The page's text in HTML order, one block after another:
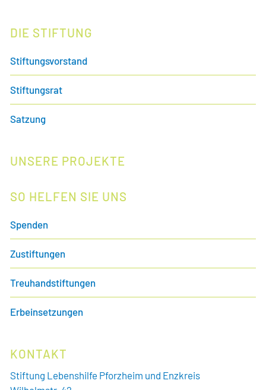
DIE STIFTUNG
Stiftungsvorstand
Stiftungsrat
Satzung
UNSERE PROJEKTE
SO HELFEN SIE UNS
Spenden
Zustiftungen
Treuhandstiftungen
Erbeinsetzungen
KONTAKT
Stiftung Lebenshilfe Pforzheim und Enzkreis